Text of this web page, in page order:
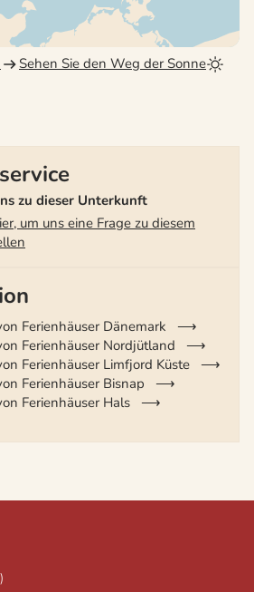
Sehen Sie den Weg der Sonne
zu dieser Unterkunft
um uns eine Frage zu diesem
Ferienhäuser Dänemark
Ferienhäuser Nordjütland
Ferienhäuser Limfjord Küste
Ferienhäuser Bisnap
Ferienhäuser Hals